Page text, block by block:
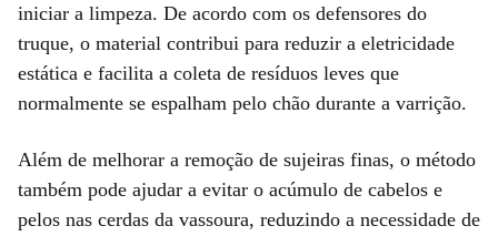
iniciar a limpeza. De acordo com os defensores do
truque, o material contribui para reduzir a eletricidade
estática e facilita a coleta de resíduos leves que
normalmente se espalham pelo chão durante a varrição.
Além de melhorar a remoção de sujeiras finas, o método
também pode ajudar a evitar o acúmulo de cabelos e
pelos nas cerdas da vassoura, reduzindo a necessidade de